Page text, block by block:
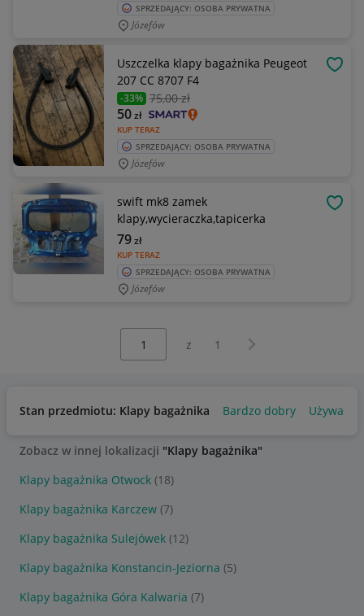
SPRZEDAJĄCY: OSOBA PRYWATNA
Józefów
Uszczelka klapy bagażnika Peugeot
207 CC 8707 F4
-33% 75,00 zł
KUP TERAZ
50zł
SPRZEDAJĄCY: OSOBA PRYWATNA
Józefów
swift mk8 zamek
klapy,wycieraczka,tapicerka
KUP TERAZ
79zł
SPRZEDAJĄCY: OSOBA PRYWATNA
Józefów
z 1 Następna strona
Stan przedmiotu: Klapy bagażnika Bardzo dobry Używany
Zobacz w innej lokalizacji "Klapy bagażnika"
Klapy bagażnika Otwock (18)
Klapy bagażnika Karczew (7)
Klapy bagażnika Sulejówek (12)
Klapy bagażnika Konstancin-Jeziorna (5)
Klapy bagażnika Góra Kalwaria (7)